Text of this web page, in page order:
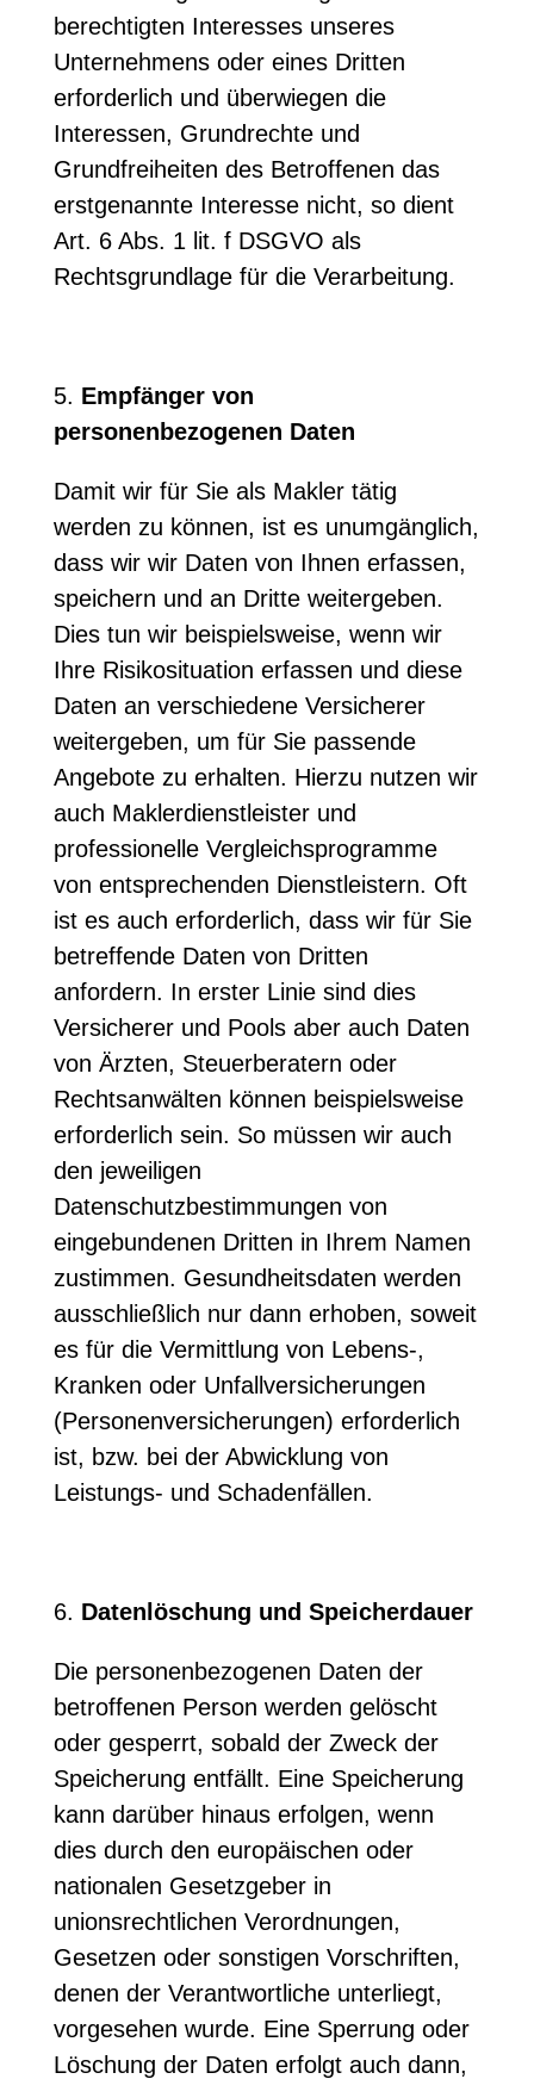
berechtigten Interesses unseres
Unternehmens oder eines Dritten
erforderlich und überwiegen die
Interessen, Grundrechte und
Grundfreiheiten des Betroffenen das
erstgenannte Interesse nicht, so dient
Art. 6 Abs. 1 lit. f DSGVO als
Rechtsgrundlage für die Verarbeitung.
5. Empfänger von
personenbezogenen Daten
Damit wir für Sie als Makler tätig
werden zu können, ist es unumgänglich,
dass wir wir Daten von Ihnen erfassen,
speichern und an Dritte weitergeben.
Dies tun wir beispielsweise, wenn wir
Ihre Risikosituation erfassen und diese
Daten an verschiedene Versicherer
weitergeben, um für Sie passende
Angebote zu erhalten. Hierzu nutzen wir
auch Maklerdienstleister und
professionelle Vergleichsprogramme
von entsprechenden Dienstleistern. Oft
ist es auch erforderlich, dass wir für Sie
betreffende Daten von Dritten
anfordern. In erster Linie sind dies
Versicherer und Pools aber auch Daten
von Ärzten, Steuerberatern oder
Rechtsanwälten können beispielsweise
erforderlich sein. So müssen wir auch
den jeweiligen
Datenschutzbestimmungen von
eingebundenen Dritten in Ihrem Namen
zustimmen. Gesundheitsdaten werden
ausschließlich nur dann erhoben, soweit
es für die Vermittlung von Lebens-,
Kranken oder Unfallversicherungen
(Personenversicherungen) erforderlich
ist, bzw. bei der Abwicklung von
Leistungs- und Schadenfällen.
6. Datenlöschung und Speicherdauer
Die personenbezogenen Daten der
betroffenen Person werden gelöscht
oder gesperrt, sobald der Zweck der
Speicherung entfällt. Eine Speicherung
kann darüber hinaus erfolgen, wenn
dies durch den europäischen oder
nationalen Gesetzgeber in
unionsrechtlichen Verordnungen,
Gesetzen oder sonstigen Vorschriften,
denen der Verantwortliche unterliegt,
vorgesehen wurde. Eine Sperrung oder
Löschung der Daten erfolgt auch dann,